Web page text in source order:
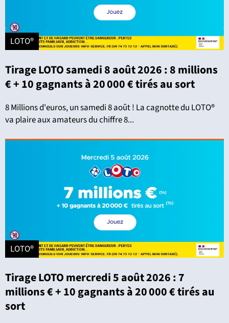
LOTO®
Tirage LOTO samedi 8 août 2026 : 8 millions
€ + 10 gagnants à 20 000 € tirés au sort
8 Millions d'euros, un samedi 8 août ! La cagnotte du LOTO®
va plaire aux amateurs du chiffre 8...
LOTO®
Tirage LOTO mercredi 5 août 2026 : 7
millions € + 10 gagnants à 20 000 € tirés au
sort